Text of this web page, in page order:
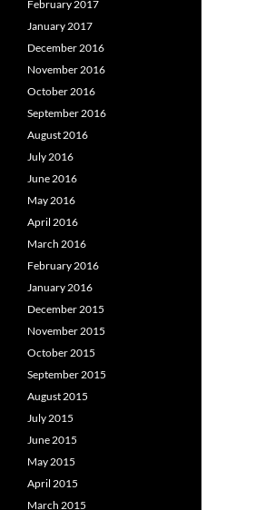
February 2017
January 2017
December 2016
November 2016
October 2016
September 2016
August 2016
July 2016
June 2016
May 2016
April 2016
March 2016
February 2016
January 2016
December 2015
November 2015
October 2015
September 2015
August 2015
July 2015
June 2015
May 2015
April 2015
March 2015